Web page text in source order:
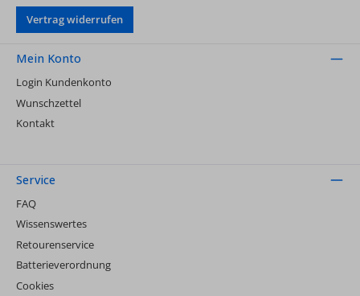
Vertrag widerrufen
Mein Konto
Login Kundenkonto
Wunschzettel
Kontakt
Service
FAQ
Wissenswertes
Retourenservice
Batterieverordnung
Cookies